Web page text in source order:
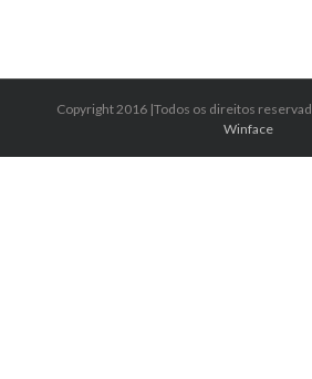
Copyright 2016 |Todos os direitos
Winface